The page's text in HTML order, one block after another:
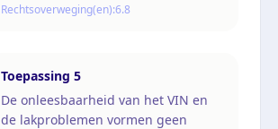
Rechtsoverweging(en):6.8
Toepassing 5
De onleesbaarheid van het VIN en
de lakproblemen vormen geen